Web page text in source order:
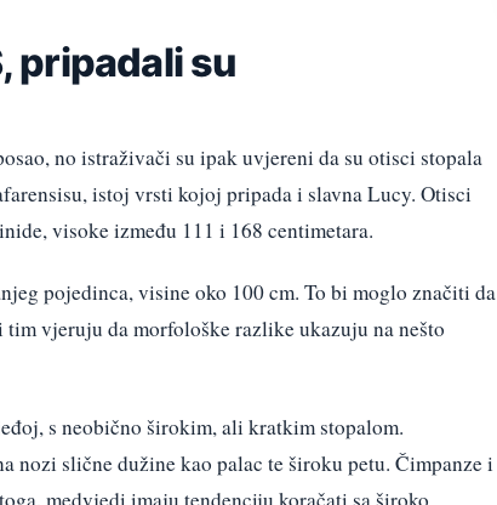
pripadali su
no istraživači su ipak uvjereni da su otisci stopala
istoj vrsti kojoj pripada i slavna Lucy. Otisci
visoke između 111 i 168 centimetara.
pojedinca, visine oko 100 cm. To bi moglo značiti da
vjeruju da morfološke razlike ukazuju na nešto
s neobično širokim, ali kratkim stopalom.
nozi slične dužine kao palac te široku petu. Čimpanze i